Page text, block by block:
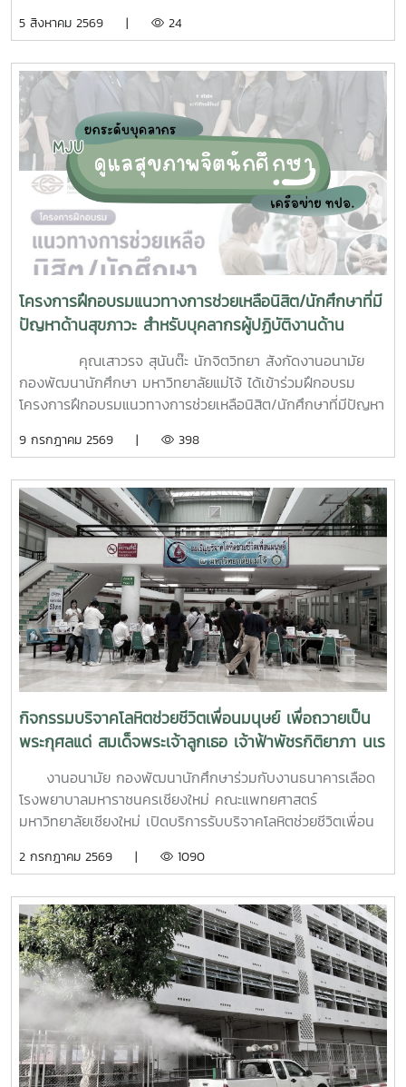
นักศึกษาจิตอาสา ร่วมกันสำรวจทำลายแหล่งเพาะพันธุ์ยุงลาย
มหาวิทยาลัยแม่โจ้ ทั้งนี้ได้รับความอนุเคราะห์รถรับนักศึกษาจาก
กองกายภาพและสิ่งแวดล้อม
5 สิงหาคม 2569 | 24
โครงการฝึกอบรมแนวทางการช่วยเหลือนิสิต/นักศึกษาที่มี
ปัญหาด้านสุขภาวะ สำหรับบุคลากรผู้ปฏิบัติงานด้าน
คุณเสาวรจ สุนันต๊ะ นักจิตวิทยา สังกัดงานอนามัย
กองพัฒนานักศึกษา มหาวิทยาลัยแม่โจ้ ได้เข้าร่วมฝึกอบรม
โครงการฝึกอบรมแนวทางการช่วยเหลือนิสิต/นักศึกษาที่มีปัญหา
ที่ 6–7 กรกฎาคม 2569 ณ ห้องบรรยาย ชั้น 1 กองพัฒนานิสิต
บุคลากรจากทั้งเครือข่าย ทปอ. และเครือข่ายสมาคมอุดมศึกษา
เอกชนแห่งประเทศไทย (สสอท.) การอบรมครั้งนี้มุ่งเน้นการ
พัฒนาองค์ความรู้และทักษะที่จำเป็นในการดูแลนิสิตนักศึกษา
ครอบคลุมตั้งแต่:ความรู้พื้นฐานด้านสุขภาพจิต: เรียนรู้แนวโน้ม
ปัญหา และปัจจัยเสี่ยงต่าง ๆ การคัดกรองและประเมินสุขภาพจิต
เบื้องต้น: ด้วยเครื่องมือมาตรฐาน เช่น DASS-21, PHQ-9 และ
ST-5 ทักษะการให้คำปรึกษาเบื้องต้น: อาทิ การฟังอย่างตั้งรับ
(Active Listening), ความเข้าใจใส่ใจ (Empathy) และการ
ปฐมพยาบาลทางจิตใจ (Psychological First Aid: PFA)
นอกจากนี้ ยังมีการเรียนรู้ระบบการดูแลและการส่งต่อกรณี
ฉุกเฉิน การทำงานร่วมกับผู้เชี่ยวชาญทางการแพทย์ ตลอดจน
การติดตามดูแลนิสิตอย่างต่อเนื่องสำหรับวันที่สองของการอบรม
มุ่งเน้นการจัดการสถานการณ์วิกฤตในมหาวิทยาลัย เช่น ภาวะ
เสี่ยงต่อการฆ่าตัวตาย การทำร้ายตนเอง ความรุนแรง และการก
ลั่นแกล้งทางไซเบอร์ (Cyberbullying) รวมถึงการออกแบบ
กิจกรรมเชิงป้องกันเพื่อสร้างความยืดหยุ่นทางใจ (Resilience)
ท้ายของการอบรมยังให้ความสำคัญกับการดูแลสุขภาพจิตของ
(Burnout) การพัฒนาทักษะการเมตตาต่อตนเอง (Self-
Compassion) พร้อมเปิดเวที "Mental Health Talk" เพื่อแลก
เปลี่ยนประสบการณ์ สะท้อนปัญหา และร่วมหาแนวทางพัฒนา
งานด้านสุขภาวะในสถาบันอุดมศึกษา โครงการนี้ถือเป็นอีกหนึ่ง
กลไกสำคัญในการขับเคลื่อน “ระบบนิเวศสุขภาวะนิสิต” ของ
มหาวิทยาลัยไทย ที่มุ่งสร้างบุคลากรผู้ดูแลนิสิตให้มีความพร้อม
ทั้งด้านความรู้ ทักษะ และหัวใจที่เข้าใจ เพื่อให้นิสิตทุกคนสามารถ
เรียนรู้และใช้ชีวิตในรั้วมหาวิทยาลัยได้อย่างมีความสุขและยั่งยืน
ทั้งนี้ โครงการดังกล่าวได้รับงบประมาณสนับสนุนจากที่ประชุม
9 กรกฎาคม 2569 | 398
กิจกรรมบริจาคโลหิตช่วยชีวิตเพื่อนมนุษย์ เพื่อถวายเป็น
พระกุศลแด่ สมเด็จพระเจ้าลูกเธอ เจ้าฟ้าพัชรกิติยาภา นเร
นทิราเทพยวดี กรมหลวงราช สาริณีสิริพัชร มหาวัชรราช
ธิดางานอนามัย กองพัฒนานักศึกษาร่วมกับงานธนาคารเลือด
โรงพยาบาลมหาราชนครเชียงใหม่ คณะแพทยศาสตร์
มหาวิทยาลัยเชียงใหม่ เปิดบริการรับบริจาคโลหิตช่วยชีวิตเพื่อน
รกิติยาภา นเรนทิราเทพยวดี กรมหลวงราช สาริณีสิริพัชร มหา
14.00 น. ณ ลานอนันต์ ปัญญาวีร์ อาคารอำนวย ยศสุข
นักศึกษาที่เข้าร่วมบริจาคจะได้ชั่วโมงกิจกรรมด้านจิตอาสา ครั้ง
ละ 8 ชั่วโมง- วันที่ 1กรกฏาคม 2569 มีผู้ประสงค์บริจาคโลหิต
จำนวน 91 คน ผ่านเกณฑ์สามารถบริจาคโลหิตได้ จำนวน 41 คน
( 18,450 CC.) - วันที่ 2 กรกฏาคม 2569 มีผู้ประสงค์บริจาค
โลหิต จำนวน 125 คน ผ่านเกณฑ์สามารถบริจาคโลหิตได้ จำนวน
72 คน (32,400 CC.)
2 กรกฎาคม 2569 | 1090